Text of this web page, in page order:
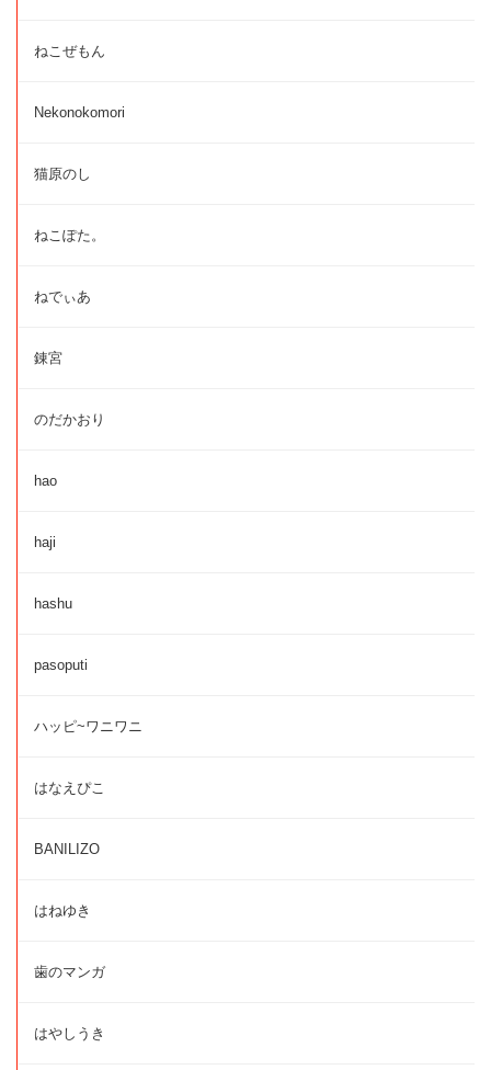
ねこぜもん
Nekonokomori
猫原のし
ねこぽた。
ねでぃあ
錬宮
のだかおり
hao
haji
hashu
pasoputi
ハッピ~ワニワニ
はなえぴこ
BANILIZO
はねゆき
歯のマンガ
はやしうき